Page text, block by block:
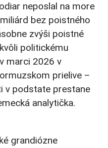
neposlal na more
bez poistného
zvýši poistné
politickému
marci 2026 v
prielive –
v podstate prestane
analytička.
grandiózne